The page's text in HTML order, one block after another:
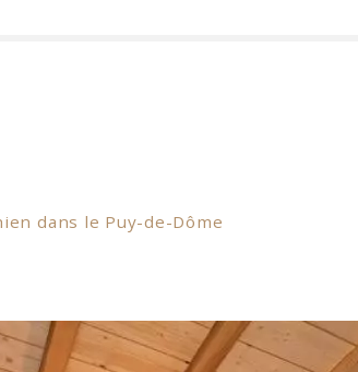
dans le Puy-de-Dôme